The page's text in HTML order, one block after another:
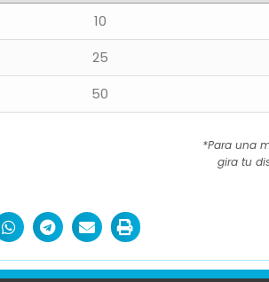
10
25
50
*Para una
gira tu